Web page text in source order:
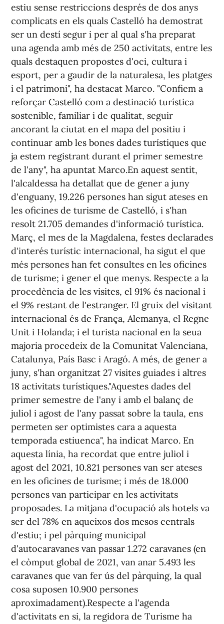
estiu sense restriccions després de dos anys
complicats en els quals Castelló ha demostrat
ser un destí segur i per al qual s'ha preparat
una agenda amb més de 250 activitats, entre les
quals destaquen propostes d'oci, cultura i
esport, per a gaudir de la naturalesa, les platges
i el patrimoni", ha destacat Marco. "Confiem a
reforçar Castelló com a destinació turística
sostenible, familiar i de qualitat, seguir
ancorant la ciutat en el mapa del positiu i
continuar amb les bones dades turístiques que
ja estem registrant durant el primer semestre
de l'any", ha apuntat Marco.En aquest sentit,
l'alcaldessa ha detallat que de gener a juny
d'enguany, 19.226 persones han sigut ateses en
les oficines de turisme de Castelló, i s'han
resolt 21.705 demandes d'informació turística.
Març, el mes de la Magdalena, festes declarades
d'interés turístic internacional, ha sigut el que
més persones han fet consultes en les oficines
de turisme; i gener el que menys. Respecte a la
procedència de les visites, el 91% és nacional i
el 9% restant de l'estranger. El gruix del visitant
internacional és de França, Alemanya, el Regne
Unit i Holanda; i el turista nacional en la seua
majoria procedeix de la Comunitat Valenciana,
Catalunya, País Basc i Aragó. A més, de gener a
juny, s'han organitzat 27 visites guiades i altres
18 activitats turístiques."Aquestes dades del
primer semestre de l'any i amb el balanç de
juliol i agost de l'any passat sobre la taula, ens
permeten ser optimistes cara a aquesta
temporada estiuenca", ha indicat Marco. En
aquesta línia, ha recordat que entre juliol i
agost del 2021, 10.821 persones van ser ateses
en les oficines de turisme; i més de 18.000
persones van participar en les activitats
proposades. La mitjana d'ocupació als hotels va
ser del 78% en aqueixos dos mesos centrals
d'estiu; i pel pàrquing municipal
d'autocaravanes van passar 1.272 caravanes (en
el còmput global de 2021, van anar 5.493 les
caravanes que van fer ús del pàrquing, la qual
cosa suposen 10.900 persones
aproximadament).Respecte a l'agenda
d'activitats en si, la regidora de Turisme ha